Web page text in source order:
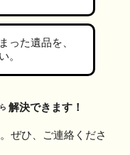
った遺品を、
。
解決できます！
ぜひ、ご連絡くださ